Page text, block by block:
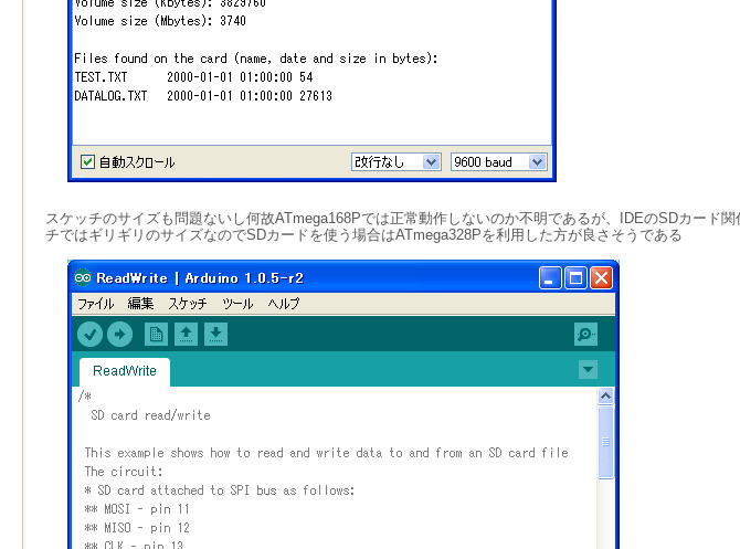
スケッチのサイズも問題ないし何故ATmega168Pでは正常動作しないのか不明であるが、IDEのSDカード
チではギリギリのサイズなのでSDカードを使う場合はATmega328Pを利用した方が良さそうである